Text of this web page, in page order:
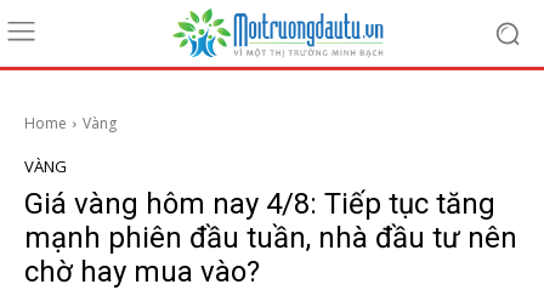
Home Vàng
VÀNG
Giá vàng hôm nay 4/8: Tiếp tục tăng
mạnh phiên đầu tuần, nhà đầu tư nên
chờ hay mua vào?